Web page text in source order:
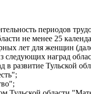
периодов
не менее 25
лет для женщин
следующих наград
в развитие Тульской